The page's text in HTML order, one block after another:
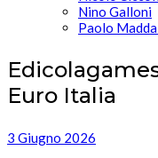
Nino Galloni
Paolo
Euro Italia
3 Giugno 2026